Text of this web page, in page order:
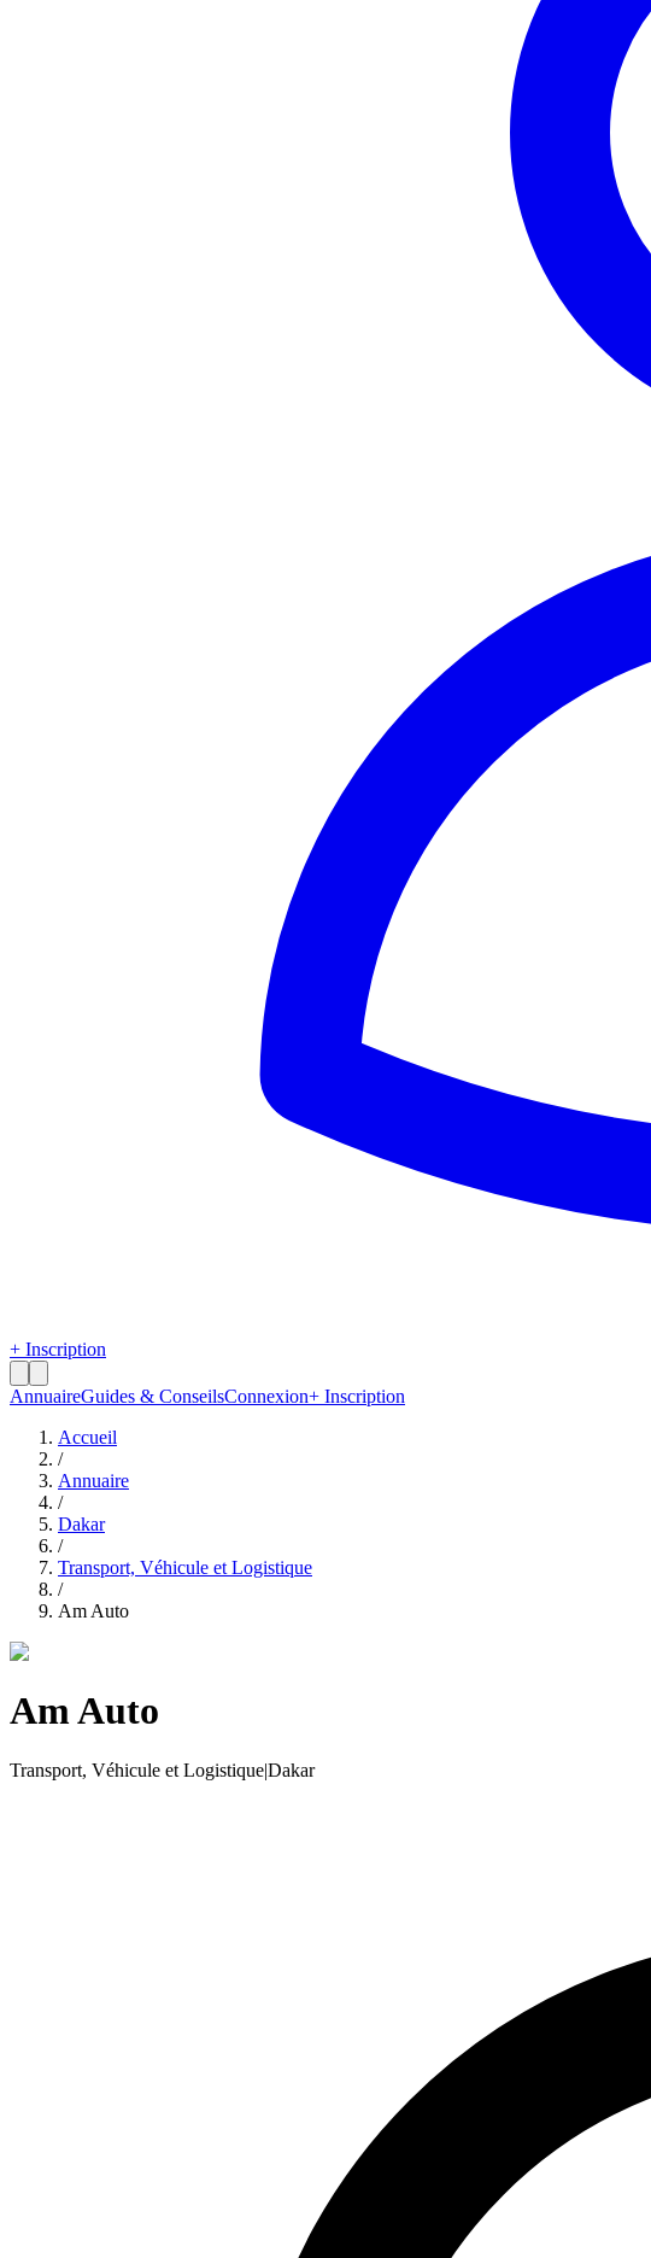
+ Inscription
AnnuaireGuides & ConseilsConnexion+ Inscription
Accueil
/
Annuaire
/
Dakar
/
Transport, Véhicule et Logistique
/
Am Auto
Am Auto
Transport, Véhicule et Logistique|Dakar